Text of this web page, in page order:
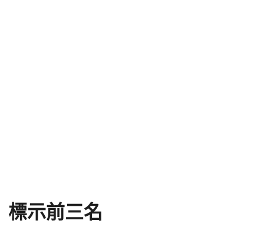
標示前三名